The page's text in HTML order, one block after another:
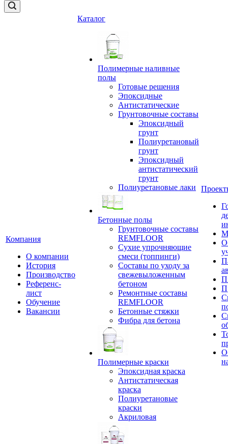
Компания
О компании
История
Производство
Референс-
лист
Обучение
Вакансии
Каталог
Полимерные наливные
полы
Готовые решения
Эпоксидные
Антистатические
Грунтовочные составы
Эпоксидный
грунт
Полиуретановый
грунт
Эпоксидный
антистатический
грунт
Полиуретановые лаки
Бетонные полы
Грунтовочные составы
REMFLOOR
Сухие упрочняющие
смеси (топпинги)
Составы по уходу за
свежевыложенным
бетоном
Ремонтные составы
REMFLOOR
Бетонные стяжки
Фибра для бетона
Полимерные краски
Эпоксидная краска
Антистатическая
краска
Полиуретановые
краски
Акриловая